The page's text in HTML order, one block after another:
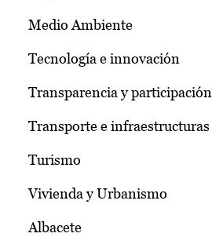
Medio Ambiente
Tecnología e innovación
Transparencia y participación
Transporte e infraestructuras
Turismo
Vivienda y Urbanismo
Albacete